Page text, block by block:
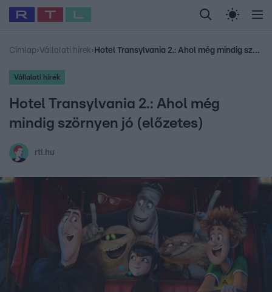
Legfrissebb RTL Híradó Randi Celeb vagyok,
Babits Marcella Most Wanted Gallusz
Címlap›Vállalati hírek› Hotel Transylvania 2.: Ahol még mindig szörnyen jó (előzetes)
Vállalati hírek
Hotel Transylvania 2.: Ahol még
mindig szörnyen jó (előzetes)
rtl.hu